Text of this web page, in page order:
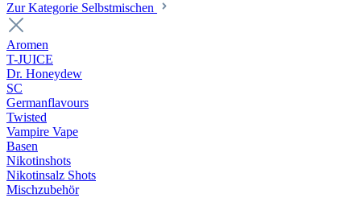
Zur Kategorie Selbstmischen
Aromen
T-JUICE
Dr. Honeydew
SC
Germanflavours
Twisted
Vampire Vape
Basen
Nikotinshots
Nikotinsalz Shots
Mischzubehör